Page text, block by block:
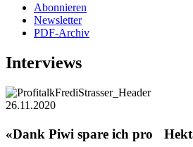
Abonnieren
Newsletter
PDF-Archiv
Interviews
26.11.2020
«Dank Piwi spare ich pro